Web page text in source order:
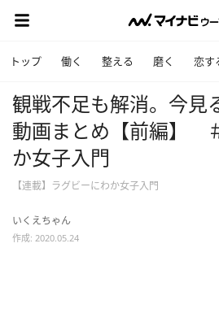
トップ 働く 整える 磨く 恋す
観戦不足も解消。今見
動画まとめ【前編】
か女子入門
【連載】ラグビーにわか女子入門
いくえちゃん
作成: 2020.05.24